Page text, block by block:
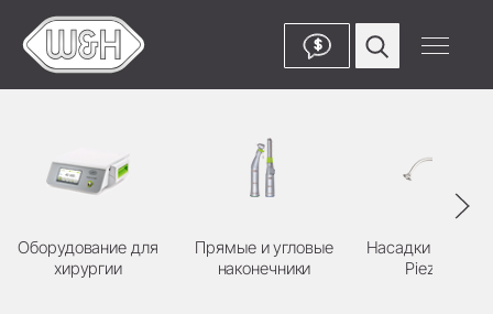
$
Оборудование для
хирургии
Прямые и угловые
наконечники
Насадки к
Piezomed